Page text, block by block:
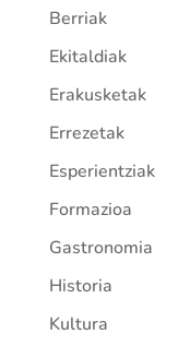
Berriak
Ekitaldiak
Erakusketak
Errezetak
Esperientziak
Formazioa
Gastronomia
Historia
Kultura